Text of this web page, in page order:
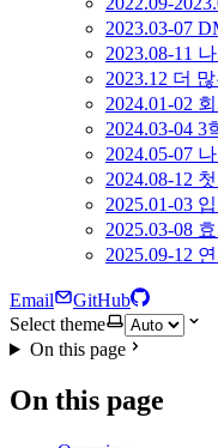
2023.03-07
2023.08-11
2023.12 더
2024.01-02
2024.03-04
2024.05-07
2024.08-12
2025.01-03
2025.03-08
2025.09-12
Email
GitHub
Select theme
On this page
On this page